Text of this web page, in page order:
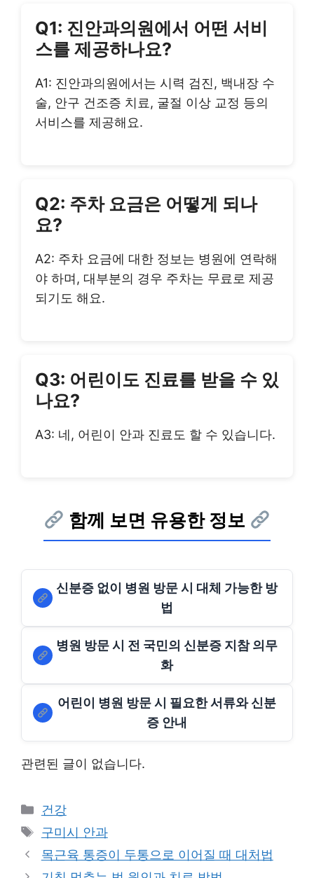
Q1: 진안과의원에서 어떤 서비
스를 제공하나요?
A1: 진안과의원에서는 시력 검진, 백내장 수
술, 안구 건조증 치료, 굴절 이상 교정 등의
서비스를 제공해요.
Q2: 주차 요금은 어떻게 되나
요?
A2: 주차 요금에 대한 정보는 병원에 연락해
야 하며, 대부분의 경우 주차는 무료로 제공
되기도 해요.
Q3: 어린이도 진료를 받을 수 있
나요?
A3: 네, 어린이 안과 진료도 할 수 있습니다.
함께 보면 유용한 정보
신분증 없이 병원 방문 시 대체 가능한 방
법
병원 방문 시 전 국민의 신분증 지참 의무
화
어린이 병원 방문 시 필요한 서류와 신분
증 안내
관련된 글이 없습니다.
Categories
건강
Tags
구미시 안과
목근육 통증이 두통으로 이어질 때 대처법